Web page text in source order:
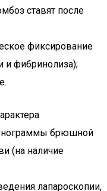
ставят после
фиксирование
и фибринолиза);
брюшной
(на наличие
лапароскопии,